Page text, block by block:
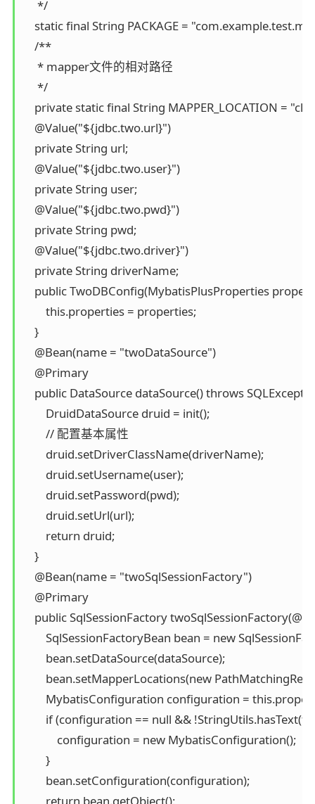
     */
static final String PACKAGE =
    /**
     * mapper文件的相对路径
     */
private static final String MAPPER_LOCATION =
    @Value("${jdbc.two.url}")
    private String url;
    @Value("${jdbc.two.user}")
    private String user;
    @Value("${jdbc.two.pwd}")
    private String pwd;
    @Value("${jdbc.two.driver}")
    private String driverName;
public TwoDBConfig(MybatisPlusProperties
        this.properties = properties;
    }
    @Bean(name = "twoDataSource")
    @Primary
public DataSource dataSource() throws
        DruidDataSource druid = init();
        // 配置基本属性
        druid.setDriverClassName(driverName);
        druid.setUsername(user);
        druid.setPassword(pwd);
        druid.setUrl(url);
        return druid;
    }
    @Bean(name = "twoSqlSessionFactory")
    @Primary
public SqlSessionFactory
SqlSessionFactoryBean bean = new
        bean.setDataSource(dataSource);
bean.setMapperLocations(new
MybatisConfiguration configuration =
if (configuration == null &&
            configuration = new MybatisConfiguration();
        }
        bean.setConfiguration(configuration);